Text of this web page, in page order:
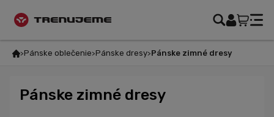
Pánske oblečenie Pánske dresy Pánske zimné dresy
Pánske zimné dresy